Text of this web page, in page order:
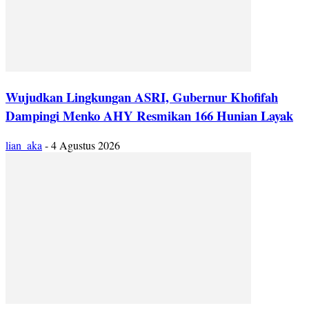
Wujudkan Lingkungan ASRI, Gubernur Khofifah
Dampingi Menko AHY Resmikan 166 Hunian Layak
lian_aka -4 Agustus 2026